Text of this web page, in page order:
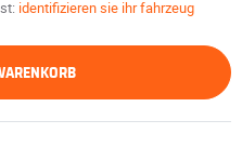
identifizieren sie ihr fahrzeug